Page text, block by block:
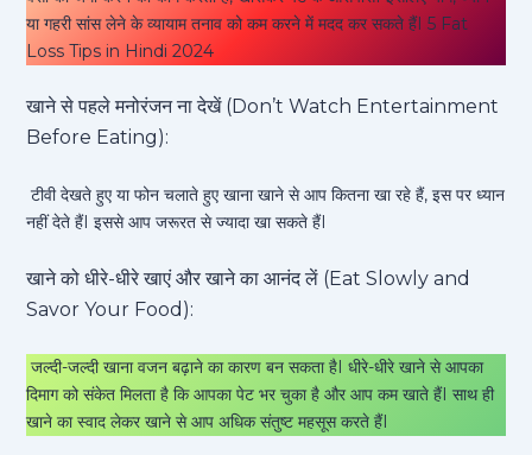
या गहरी सांस लेने के व्यायाम तनाव को कम करने में मदद कर सकते हैंI 5 Fat
Loss Tips in Hindi 2024
खाने से पहले मनोरंजन ना देखें (Don’t Watch Entertainment
Before Eating):
टीवी देखते हुए या फोन चलाते हुए खाना खाने से आप कितना खा रहे हैं, इस पर ध्यान
नहीं देते हैंI इससे आप जरूरत से ज्यादा खा सकते हैंI
खाने को धीरे-धीरे खाएं और खाने का आनंद लें (Eat Slowly and
Savor Your Food):
जल्दी-जल्दी खाना वजन बढ़ाने का कारण बन सकता हैI धीरे-धीरे खाने से आपका
दिमाग को संकेत मिलता है कि आपका पेट भर चुका है और आप कम खाते हैंI साथ ही
खाने का स्वाद लेकर खाने से आप अधिक संतुष्ट महसूस करते हैंI